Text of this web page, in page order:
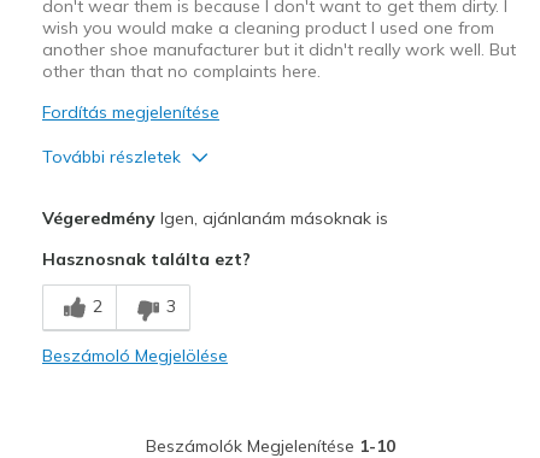
don't wear them is because I don't want to get them dirty. I
wish you would make a cleaning product I used one from
another shoe manufacturer but it didn't really work well. But
other than that no complaints here.
Fordítás megjelenítése
További részletek
Breathe Well
Comfortable
VégeredményIgen, ajánlanám másoknak is
Hasznosnak találta ezt?
2 3
Beszámoló Megjelölése
Beszámolók Megjelenítése 1-10